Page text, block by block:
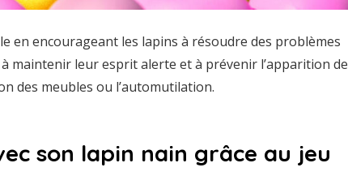
en encourageant les lapins à résoudre des problèmes
maintenir leur esprit alerte et à prévenir l’apparition de
des meubles ou l’automutilation.
son lapin nain grâce au jeu